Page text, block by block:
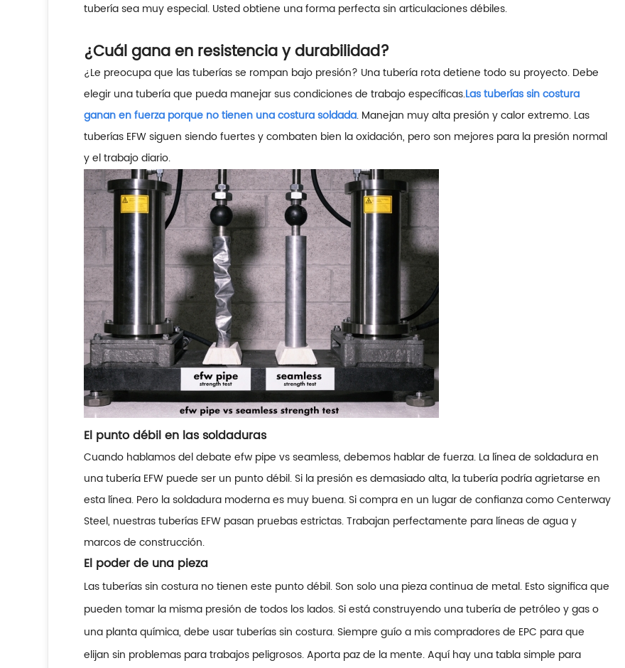
tubería sea muy especial. Usted obtiene una forma perfecta sin articulaciones débiles.
¿Cuál gana en resistencia y durabilidad?
¿Le preocupa que las tuberías se rompan bajo presión? Una tubería rota detiene todo su proyecto. Debe
elegir una tubería que pueda manejar sus condiciones de trabajo específicas.Las tuberías sin costura
ganan en fuerza porque no tienen una costura soldada. Manejan muy alta presión y calor extremo. Las
tuberías EFW siguen siendo fuertes y combaten bien la oxidación, pero son mejores para la presión normal
y el trabajo diario.
El punto débil en las soldaduras
Cuando hablamos del debate efw pipe vs seamless, debemos hablar de fuerza. La línea de soldadura en
una tubería EFW puede ser un punto débil. Si la presión es demasiado alta, la tubería podría agrietarse en
esta línea. Pero la soldadura moderna es muy buena. Si compra en un lugar de confianza como Centerway
Steel, nuestras tuberías EFW pasan pruebas estrictas. Trabajan perfectamente para líneas de agua y
marcos de construcción.
El poder de una pieza
Las tuberías sin costura no tienen este punto débil. Son solo una pieza continua de metal. Esto significa que
pueden tomar la misma presión de todos los lados. Si está construyendo una tubería de petróleo y gas o
una planta química, debe usar tuberías sin costura. Siempre guío a mis compradores de EPC para que
elijan sin problemas para trabajos peligrosos. Aporta paz de la mente. Aquí hay una tabla simple para